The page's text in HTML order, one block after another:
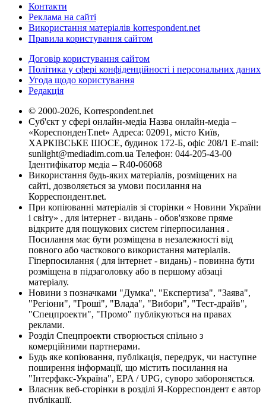
Контакти
Реклама на сайті
Використання матеріалів korrespondent.net
Правила користування сайтом
Договір користування сайтом
Політика у сфері конфіденційності і персональних даних
Угода щодо користування
Редакція
© 2000-2026, Korrespondent.net
Суб'єкт у сфері онлайн-медіа Назва онлайн-медіа –
«КореспонденТ.net» Адреса: 02091, місто Київ,
ХАРКІВСЬКЕ ШОСЕ, будинок 172-Б, офіс 208/1 E-mail:
sunlight@mediadim.com.ua Телефон: 044-205-43-00
Ідентифікатор медіа – R40-06068
Використання будь-яких матеріалів, розміщених на
сайті, дозволяється за умови посилання на
Корреспондент.net.
При копіюванні матеріалів зі сторінки « Новини України
і світу» , для інтернет - видань - обов'язкове пряме
відкрите для пошукових систем гіперпосилання .
Посилання має бути розміщена в незалежності від
повного або часткового використання матеріалів.
Гіперпосилання ( для інтернет - видань) - повинна бути
розміщена в підзаголовку або в першому абзаці
матеріалу.
Новини з позначками "Думка", "Експертиза", "Заява",
"Регіони", "Гроші", "Влада", "Вибори", "Тест-драйв",
"Спецпроекти", "Промо" публікуються на правах
реклами.
Розділ Спецпроекти створюється спільно з
комерційними партнерами.
Будь яке копіювання, публікація, передрук, чи наступне
поширення інформації, що містить посилання на
"Інтерфакс-Україна", EPA / UPG, суворо забороняється.
Власник веб-сторінки в розділі Я-Корреспондент є автор
публікації.